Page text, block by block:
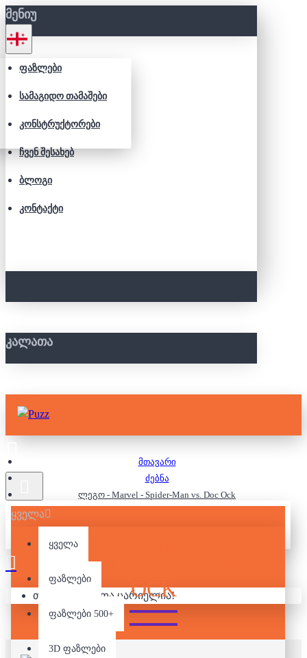
ᲛᲔᲜᲘᲣ
ᲤᲐᲖᲚᲔᲑᲘ
ᲡᲐᲛᲐᲒᲘᲓᲝ ᲗᲐᲛᲐᲨᲔᲑᲘ
ᲙᲝᲜᲡᲢᲠᲣᲥᲢᲝᲠᲔᲑᲘ
ᲩᲕᲔᲜ ᲨᲔᲡᲐᲮᲔᲑ
ᲑᲚᲝᲒᲘ
ᲙᲝᲜᲢᲐᲥᲢᲘ
ᲙᲐᲚᲐᲗᲐ
ყველა
ყველა
ფაზლები
ფაზლები 500+
3D ფაზლები
თქვენი კალათა ცარიელია!
მთავარი
ძებნა
ლეგო - Marvel - Spider-Man vs. Doc Ock
ᲚᲔᲒᲝ - MARVEL -
SPIDER-MAN VS. DOC
OCK